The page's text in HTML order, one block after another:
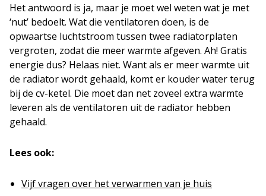
Het antwoord is ja, maar je moet wel weten wat je met
‘nut’ bedoelt. Wat die ventilatoren doen, is de
opwaartse luchtstroom tussen twee radiatorplaten
vergroten, zodat die meer warmte afgeven. Ah! Gratis
energie dus? Helaas niet. Want als er meer warmte uit
de radiator wordt gehaald, komt er kouder water terug
bij de cv-ketel. Die moet dan net zoveel extra warmte
leveren als de ventilatoren uit de radiator hebben
gehaald.
Lees ook:
Vijf vragen over het verwarmen van je huis